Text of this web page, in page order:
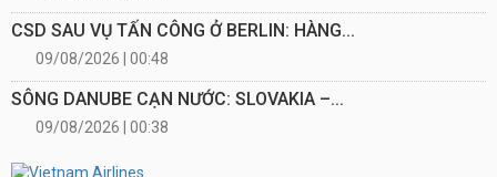
CSD SAU VỤ TẤN CÔNG Ở BERLIN: HÀNG...
09/08/2026 | 00:48
SÔNG DANUBE CẠN NƯỚC: SLOVAKIA –...
09/08/2026 | 00:38